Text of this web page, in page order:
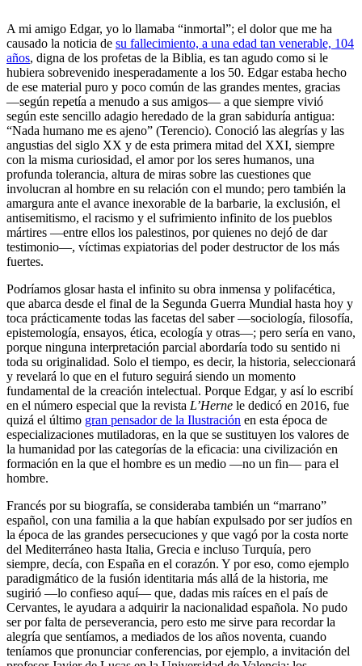
A mi amigo Edgar, yo lo llamaba “inmortal”; el dolor que me ha
causado la noticia de su fallecimiento, a una edad tan venerable, 104
años, digna de los profetas de la Biblia, es tan agudo como si le
hubiera sobrevenido inesperadamente a los 50. Edgar estaba hecho
de ese material puro y poco común de las grandes mentes, gracias
—según repetía a menudo a sus amigos— a que siempre vivió
según este sencillo adagio heredado de la gran sabiduría antigua:
“Nada humano me es ajeno” (Terencio). Conoció las alegrías y las
angustias del siglo XX y de esta primera mitad del XXI, siempre
con la misma curiosidad, el amor por los seres humanos, una
profunda tolerancia, altura de miras sobre las cuestiones que
involucran al hombre en su relación con el mundo; pero también la
amargura ante el avance inexorable de la barbarie, la exclusión, el
antisemitismo, el racismo y el sufrimiento infinito de los pueblos
mártires —entre ellos los palestinos, por quienes no dejó de dar
testimonio—, víctimas expiatorias del poder destructor de los más
fuertes.
Podríamos glosar hasta el infinito su obra inmensa y polifacética,
que abarca desde el final de la Segunda Guerra Mundial hasta hoy y
toca prácticamente todas las facetas del saber —sociología, filosofía,
epistemología, ensayos, ética, ecología y otras—; pero sería en vano,
porque ninguna interpretación parcial abordaría todo su sentido ni
toda su originalidad. Solo el tiempo, es decir, la historia, seleccionará
y revelará lo que en el futuro seguirá siendo un momento
fundamental de la creación intelectual. Porque Edgar, y así lo escribí
en el número especial que la revista L’Herne le dedicó en 2016, fue
quizá el último gran pensador de la Ilustración en esta época de
especializaciones mutiladoras, en la que se sustituyen los valores de
la humanidad por las categorías de la eficacia: una civilización en
formación en la que el hombre es un medio —no un fin— para el
hombre.
Francés por su biografía, se consideraba también un “marrano”
español, con una familia a la que habían expulsado por ser judíos en
la época de las grandes persecuciones y que vagó por la costa norte
del Mediterráneo hasta Italia, Grecia e incluso Turquía, pero
siempre, decía, con España en el corazón. Y por eso, como ejemplo
paradigmático de la fusión identitaria más allá de la historia, me
sugirió —lo confieso aquí— que, dadas mis raíces en el país de
Cervantes, le ayudara a adquirir la nacionalidad española. No pudo
ser por falta de perseverancia, pero esto me sirve para recordar la
alegría que sentíamos, a mediados de los años noventa, cuando
teníamos que pronunciar conferencias, por ejemplo, a invitación del